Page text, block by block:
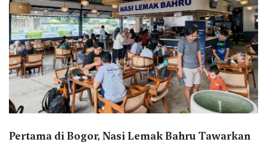
Pertama di Bogor, Nasi Lemak Bahru Tawarkan